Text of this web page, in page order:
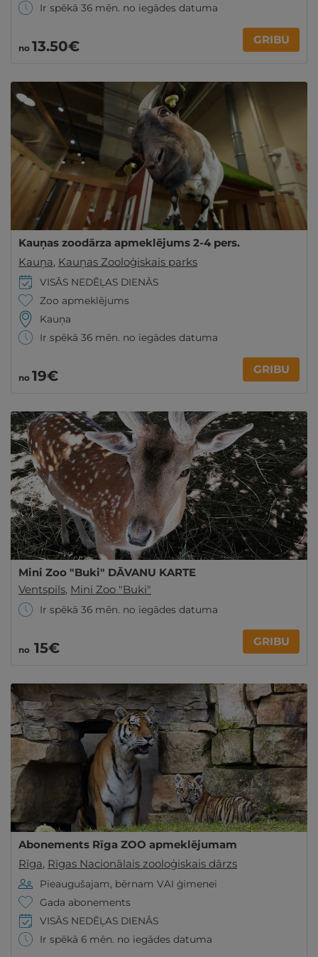
Ir spēkā 36 mēn. no iegādes datuma
no 13.50€ GRIBU
Kauņas zoodārza apmeklējums 2-4 pers.
Kauņa, Kauņas Zooloģiskais parks
VISĀS NEDĒĻAS DIENĀS
Zoo apmeklējums
Kauņa
Ir spēkā 36 mēn. no iegādes datuma
no 19€ GRIBU
Mini Zoo "Buki" DĀVANU KARTE
Ventspils, Mini Zoo "Buki"
Ir spēkā 36 mēn. no iegādes datuma
no 15€ GRIBU
Abonements Rīga ZOO apmeklējumam
Rīga, Rīgas Nacionālais zooloģiskais dārzs
Pieaugušajam, bērnam VAI ģimenei
Gada abonements
VISĀS NEDĒĻAS DIENĀS
Ir spēkā 6 mēn. no iegādes datuma